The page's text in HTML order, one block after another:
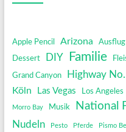
Apple Pencil Arizona Ausflug
Dessert DIY Familie
Grand Canyon Highway
Köln Las Vegas Los Angeles
Morro Bay Musik National
Nudeln Pesto Pferde Pismo